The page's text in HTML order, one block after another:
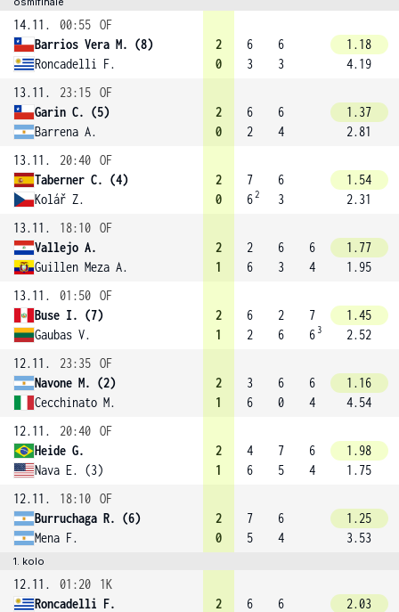
14.11. 00:55 OF
Barrios Vera M. (8)
Roncadelli F.
2
0
6
3
6
3
1.18
4.19
13.11.
23:15 OF
Garin C. (5)
Barrena A.
2
0
6
2
6
4
1.37
2.81
13.11.
20:40 OF
Taberner C. (4)
Kolář Z.
2
0
7
62
6
3
1.54
2.31
13.11.
18:10 OF
Vallejo A.
Guillen Meza A.
2
1
2
6
6
3
6
4
1.77
1.95
13.11.
01:50 OF
Buse I. (7)
Gaubas V.
2
1
6
2
2
6
7
6 3
1.45
2.52
12.11.
23:35 OF
Navone M. (2)
Cecchinato M.
2
1
3
6
6
0
6
4
1.16
4.54
12.11.
20:40 OF
Heide G.
Nava E. (3)
2
1
4
6
7
5
6
4
1.98
1.75
12.11.
18:10 OF
Burruchaga R. (6)
Mena F.
2
0
7
5
6
4
1.25
3.53
1. kolo
12.11. 01:20
1K
Roncadelli F.
2
6
6
2.03